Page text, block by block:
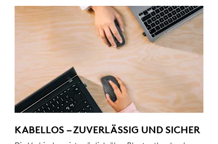
KABELLOS – ZUVERLÄSSIG UND SICHER